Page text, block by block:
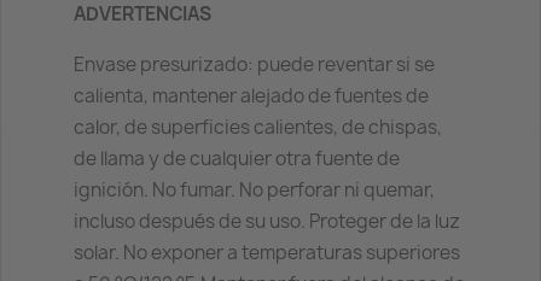
ADVERTENCIAS
Envase presurizado: puede reventar si se
calienta, mantener alejado de fuentes de
calor, de superficies calientes, de chispas,
de llama y de cualquier otra fuente de
ignición. No fumar. No perforar ni quemar,
incluso después de su uso. Proteger de la luz
solar. No exponer a temperaturas superiores